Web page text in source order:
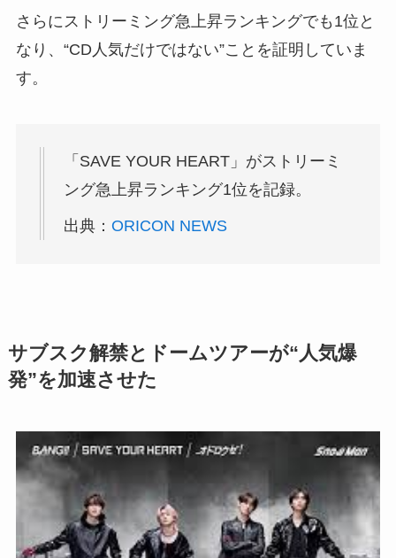
さらにストリーミング急上昇ランキングでも1位と
なり、“CD人気だけではない”ことを証明していま
す。
「SAVE YOUR HEART」がストリーミ
ング急上昇ランキング1位を記録。
出典： ORICON NEWS
サブスク解禁とドームツアーが“人気爆
発”を加速させた